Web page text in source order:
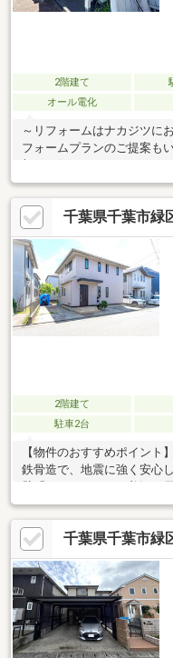
2階建て
オール電化
～リフォームはナカジツに
フォームプランのご提案も
ります！お気軽にお問合せ
イレブン 千葉誉田駅前店／
パー誉田店／徒歩約9分／約
18分／約1400ｍこもだクリ
前郵便局／徒歩約14分／約
認定こども園 白梅幼稚園／
千葉県千葉市緑
2階建て
駐車2台
【物件のおすすめポイント
鉄骨造で、地震に強く安心
の書庫を備え、在宅ワーク
り■WICや納戸など、住空
分＋奥の駐輪スペースを転
境のおすすめポイント】■
アへアクセスしやすいロケ
町店まで徒歩7分■せんどう
小学校まで徒歩11分
千葉県千葉市緑